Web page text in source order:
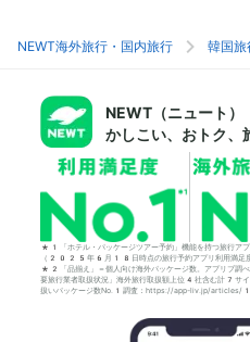
NEWT海外旅行・国内旅行 韓国旅
NEWT（ニュート）
かしこい、おトク、
*1「ホテル・パッケージツアー予約」機能を持つ旅行ア
（2025年6月18日時点の旅行予約アプリ利用満足度
*2「品揃え」＝個人向け海外パッケージ数。アプ
要旅行業者取扱状況」海外旅行取扱額上位4社含む計7サイ
扱いパッケージ数No.1調査：https://app-liv.jp/